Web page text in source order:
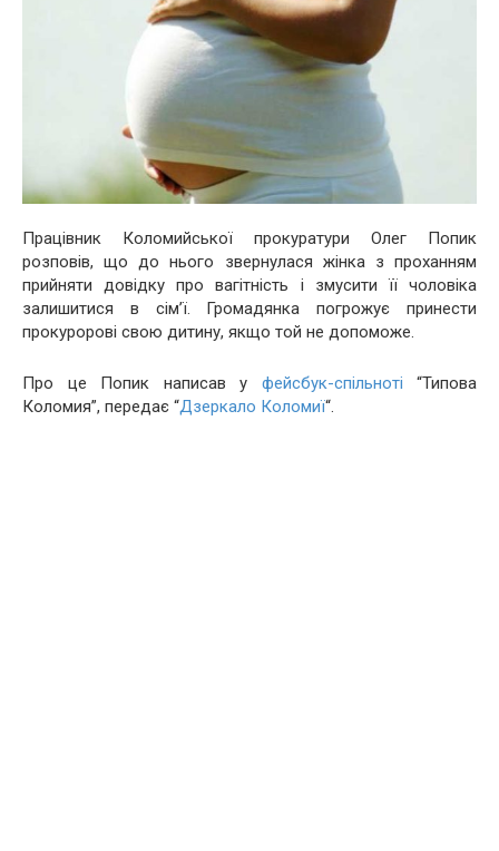
Працівник Коломийської прокуратури Олег Попик
розповів, що до нього звернулася жінка з проханням
прийняти довідку про вагітність і змусити її чоловіка
залишитися в сім’ї. Громадянка погрожує принести
прокуророві свою дитину, якщо той не допоможе.
Про це Попик написав у фейсбук-спільноті “Типова
Коломия”, передає “Дзеркало Коломиї“.